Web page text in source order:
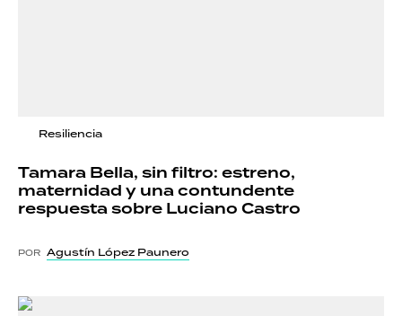
Resiliencia
Tamara Bella, sin filtro: estreno,
maternidad y una contundente
respuesta sobre Luciano Castro
POR Agustín López Paunero